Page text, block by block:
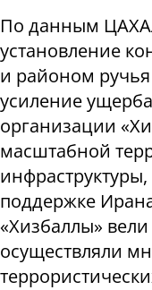
По данным
установление
и районом
усиление
организации
масштабной
поддержке
«Хизбаллы»
осуществляли